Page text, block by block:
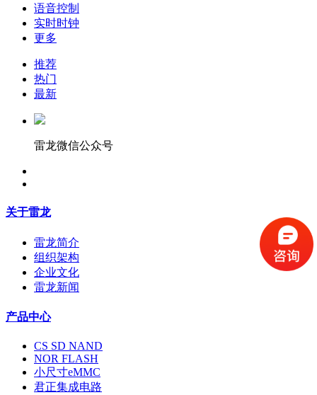
语音控制
实时时钟
更多
推荐
热门
最新
雷龙微信公众号
关于雷龙
雷龙简介
组织架构
企业文化
雷龙新闻
产品中心
CS SD NAND
NOR FLASH
小尺寸eMMC
君正集成电路